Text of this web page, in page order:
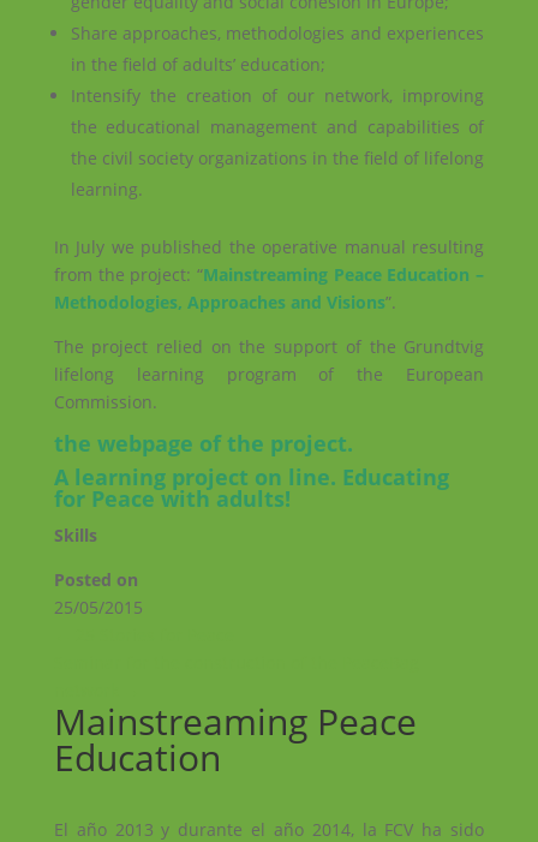
Share approaches, methodologies and experiences
in the field of adults’ education;
Intensify the creation of our network, improving
the educational management and capabilities of
the civil society organizations in the field of lifelong
learning.
In July we published the operative manual resulting
from the project: “Mainstreaming Peace Education –
Methodologies, Approaches and Visions”.
The project relied on the support of the Grundtvig
lifelong learning program of the European
Commission.
the webpage of the project.
A learning project on line. Educating
for Peace with adults!
Skills
Posted on
25/05/2015
Mainstreaming Peace
Education
El año 2013 y durante el año 2014, la FCV ha sido